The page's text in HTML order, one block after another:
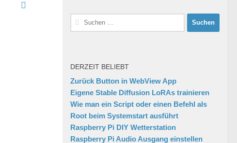
Suchen
nach:
DERZEIT BELIEBT
Zurück Button in WebView App
Eigene Stable Diffusion LoRAs trainieren
Wie man ein Script oder einen Befehl als
Root beim Systemstart ausführt
Raspberry Pi DIY Wetterstation
Raspberry Pi Audio Ausgang einstellen